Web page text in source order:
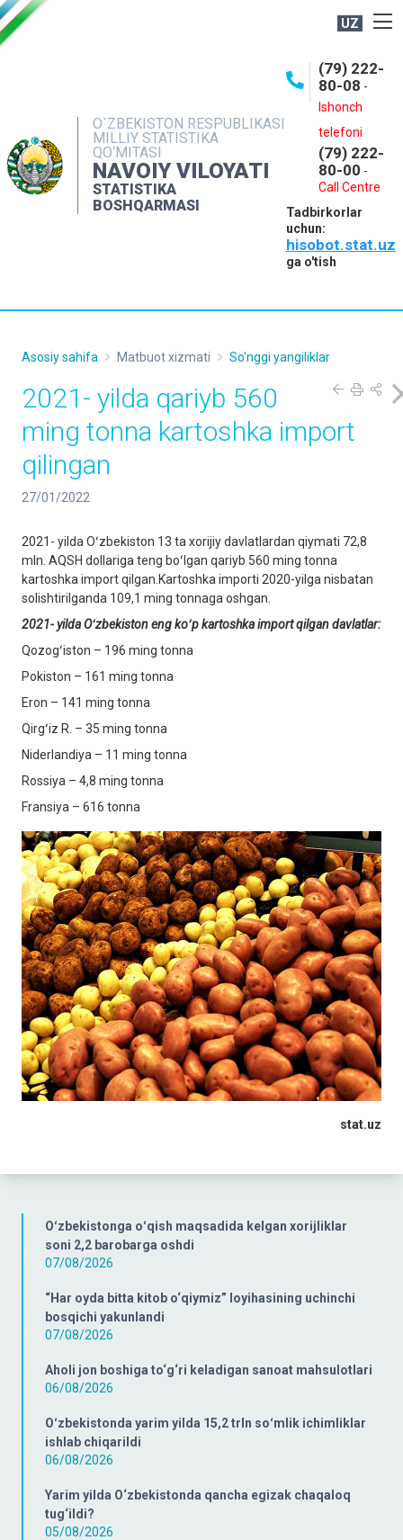
UZ
O`ZBEKISTON RESPUBLIKASI
MILLIY STATISTIKA
QO‘MITASI
NAVOIY VILOYATI
STATISTIKA
BOSHQARMASI
(79) 222-
80-08 -
Ishonch
telefoni
(79) 222-
80-00 -
Call Centre
Tadbirkorlar
uchun:
hisobot.stat.uz
ga o'tish
OCHIQ MA'LUMOTLAR
INTERAKTIV XIZMATLAR
MUROJAATLAR
Oʻzbekistonga oʻqish maqsadida kelgan xorijliklar
soni 2,2 barobarga oshdi
07/08/2026
“Har oyda bitta kitob o‘qiymiz” loyihasining uchinchi
bosqichi yakunlandi
07/08/2026
Aholi jon boshiga to‘g‘ri keladigan sanoat mahsulotlari
06/08/2026
Oʻzbekistonda yarim yilda 15,2 trln soʻmlik ichimliklar
ishlab chiqarildi
06/08/2026
Yarim yilda O‘zbekistonda qancha egizak chaqaloq
tug‘ildi?
05/08/2026
Asosiy sahifa Matbuot xizmati So'nggi yangiliklar
2021- yilda qariyb 560
ming tonna kartoshka import
qilingan
27/01/2022
2021- yilda Oʻzbekiston 13 ta xorijiy davlatlardan qiymati 72,8
mln. AQSH dollariga teng boʻlgan qariyb 560 ming tonna
kartoshka import qilgan.Kartoshka importi 2020-yilga nisbatan
solishtirilganda 109,1 ming tonnaga oshgan.
2021- yilda Oʻzbekiston eng koʻp kartoshka import qilgan davlatlar:
Qozogʻiston – 196 ming tonna
Pokiston – 161 ming tonna
Eron – 141 ming tonna
Qirgʻiz R. – 35 ming tonna
Niderlandiya – 11 ming tonna
Rossiya – 4,8 ming tonna
Fransiya – 616 tonna
stat.uz